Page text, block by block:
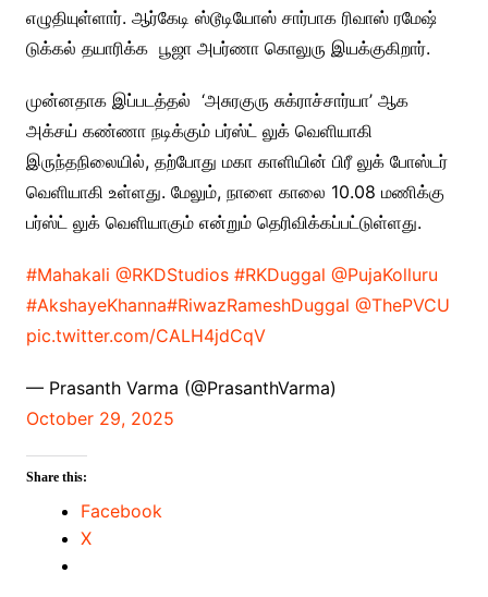
எழுதியுள்ளார். ஆர்கேடி ஸ்டூடியோஸ் சார்பாக ரிவாஸ் ரமேஷ்
டுக்கல் தயாரிக்க பூஜா அபர்ணா கொலுரு இயக்குகிறார்.
முன்னதாக இப்படத்தல் ‘அசுரகுரு சுக்ராச்சார்யா’ ஆக
அக்சய் கண்ணா நடிக்கும் பர்ஸ்ட் லுக் வெளியாகி
இருந்தநிலையில், தற்போது மகா காளியின் பிரீ லுக் போஸ்டர்
வெளியாகி உள்ளது. மேலும், நாளை காலை 10.08 மணிக்கு
பர்ஸ்ட் லுக் வெளியாகும் என்றும் தெரிவிக்கப்பட்டுள்ளது.
#Mahakali @RKDStudios #RKDuggal @PujaKolluru
#AkshayeKhanna#RiwazRameshDuggal @ThePVCU
pic.twitter.com/CALH4jdCqV
— Prasanth Varma (@PrasanthVarma)
October 29, 2025
Share this:
Facebook
X